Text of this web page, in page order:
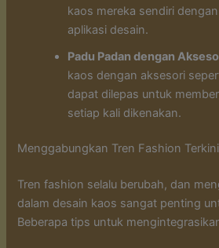
kaos mereka sendiri
aplikasi desain.
Padu Padan dengan
kaos dengan aksesori
dapat dilepas untuk
setiap kali dikenakan.
Menggabungkan Tren Fashion Terkini
Tren fashion selalu berubah, dan
dalam desain kaos sangat penting
Beberapa tips untuk